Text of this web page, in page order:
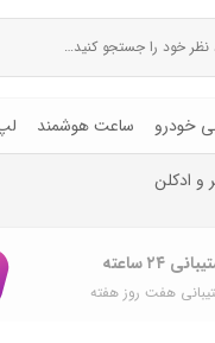
خودرو ساعت هوشمند
و ادکلن
۲۴ ساعته
هفت روز هفته